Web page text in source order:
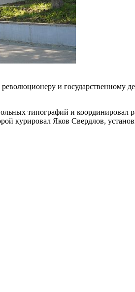
и государственному
типографий и координировал
курировал Яков Свердлов,